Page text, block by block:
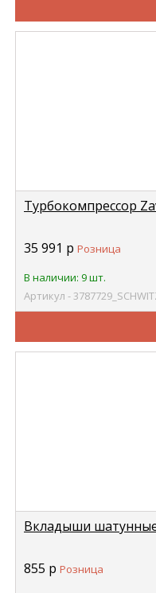
Турбокомпрессор
35 991 р Розница
В наличии: 9 шт.
Артикул -
Вкладыши шатунные
855 р Розница